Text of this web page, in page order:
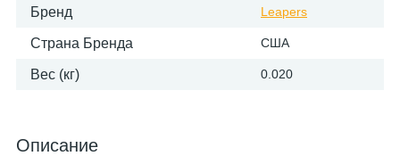
Бренд Leapers
Страна Бренда США
Вес (кг) 0.020
Описание